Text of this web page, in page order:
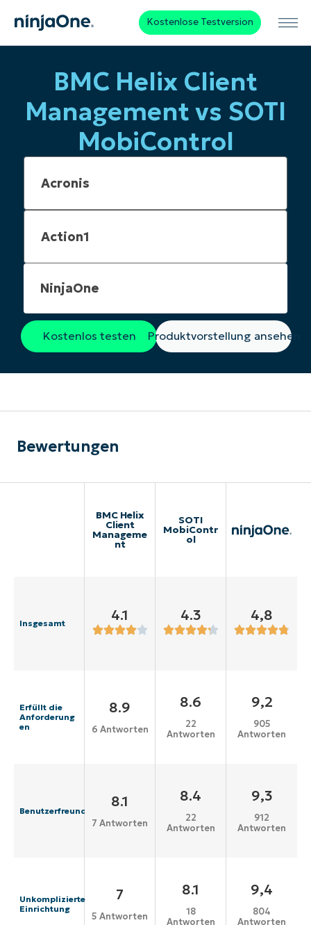
Kostenlose Testversion
BMC Helix Client
Management vs SOTI
MobiControl
NinjaOne
Kostenlos testen Produktvorstellung ansehen
Bewertungen
BMC Helix
Client
Manageme
nt
SOTI
MobiContr
ol
Insgesamt 4.1 4.3 4,8
Erfüllt die
Anforderung
en
8.9
6 Antworten
8.6
22
Antworten
9,2
905
Antworten
Benutzerfreundlichkeit
8.1
7 Antworten
8.4
22
Antworten
9,3
912
Antworten
Unkomplizierte
Einrichtung
7
5 Antworten
8.1
18
Antworten
9,4
804
Antworten